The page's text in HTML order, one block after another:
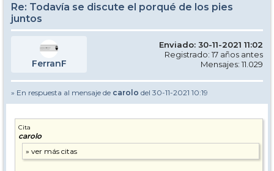
Re: Todavía se discute el porqué de los pies
juntos
FerranF
Enviado: 30-11-2021 11:02
Registrado: 17 años antes
Mensajes: 11.029
» En respuesta al mensaje de carolo del 30-11-2021 10:19
Cita
carolo